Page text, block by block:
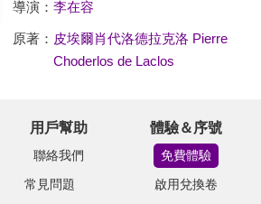
導演： 李在容
原著： 皮埃爾肖代洛德拉克洛 Pierre
Choderlos de Laclos
用戶幫助
聯絡我們
常見問題
體驗＆序號
免費體驗
啟用兌換卷